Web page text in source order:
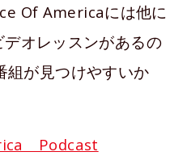
Of Americaには他に
オレッスンがあるの
組が見つけやすいか
Podcast